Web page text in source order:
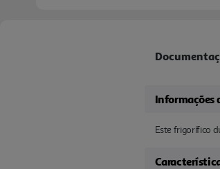
Informações
Este frigorífico